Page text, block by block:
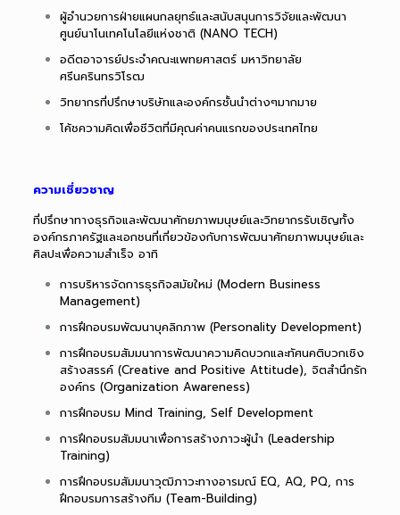
ผู้อำนวยการฝ่ายแผนกลยุทธ์และสนับสนุนการวิจัยและพัฒนา
ศูนย์นาโนเทคโนโลยีแห่งชาติ (NANO TECH)
อดีตอาจารย์ประจำคณะแพทยศาสตร์ มหาวิทยาลัย
ศรีนครินทรวิโรฒ
วิทยากรที่ปรึกษาบริษัทและองค์กรชั้นนำต่างๆมากมาย
โค้ชความคิดเพื่อชีวิตที่มีคุณค่าคนแรกของประเทศไทย
ความเชี่ยวชาญ
ที่ปรึกษาทางธุรกิจและพัฒนาศักยภาพมนุษย์และวิทยากรรับเชิญทั้ง
องค์กรภาครัฐและเอกชนที่เกี่ยวข้องกับการพัฒนาศักยภาพมนุษย์และ
ศิลปะเพื่อความสำเร็จ อาทิ
การบริหารจัดการธุรกิจสมัยใหม่ (Modern Business
Management)
การฝึกอบรมพัฒนาบุคลิกภาพ (Personality Development)
การฝึกอบรมสัมมนาการพัฒนาความคิดบวกและทัศนคติบวกเชิง
สร้างสรรค์ (Creative and Positive Attitude), จิตสำนึกรัก
องค์กร (Organization Awareness)
การฝึกอบรม Mind Training, Self Development
การฝึกอบรมสัมมนาเพื่อการสร้างภาวะผู้นำ (Leadership
Training)
การฝึกอบรมสัมมนาวุฒิภาวะทางอารมณ์ EQ, AQ, PQ, การ
ฝึกอบรมการสร้างทีม (Team-Building)